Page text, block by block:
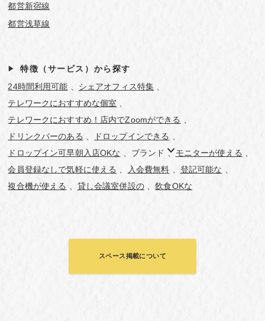
都営新宿線
都営浅草線
特徴（サービス）から探す
24時間利用可能
シェアオフィス特集
テレワークにおすすめな個室
テレワークにおすすめ！店内でZoomができる
ドリンクバーのある
ドロップインできる
ドロップイン可早朝入店OKな
ブランド
モニターが使える
会員登録なしで気軽に使える
入会費無料
登記可能な
複合機が使える
貸し会議室併設の 飲食OKな
スペース掲載について